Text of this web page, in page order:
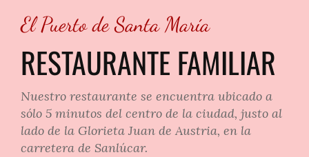
El Puerto de Santa María
RESTAURANTE FAMILIAR
Nuestro restaurante se encuentra ubicado a
sólo 5 minutos del centro de la ciudad, justo al
lado de la Glorieta Juan de Austria, en la
carretera de Sanlúcar.